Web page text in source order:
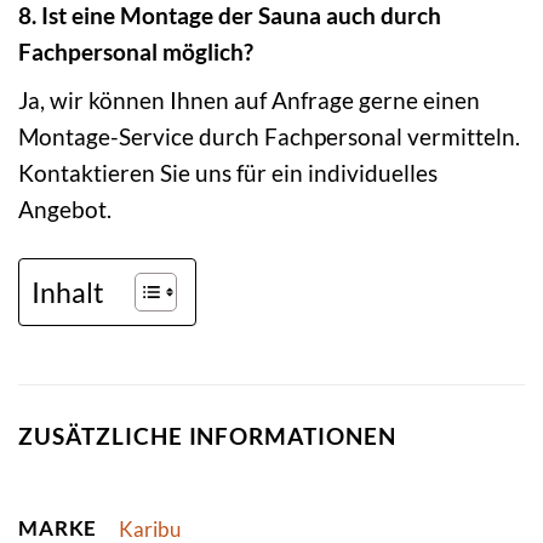
8. Ist eine Montage der Sauna auch durch
Fachpersonal möglich?
Ja, wir können Ihnen auf Anfrage gerne einen
Montage-Service durch Fachpersonal vermitteln.
Kontaktieren Sie uns für ein individuelles
Angebot.
Inhalt
ZUSÄTZLICHE INFORMATIONEN
MARKE Karibu